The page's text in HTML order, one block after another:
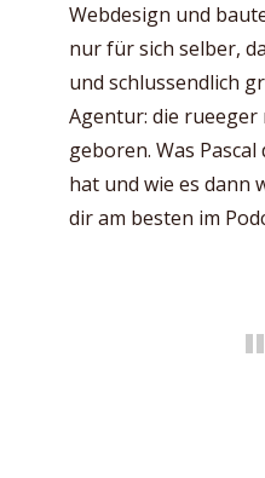
Webdesign und
nur für sich selber,
und schlussendlich
Agentur: die rueeger
geboren. Was
hat und wie es dann
dir am besten im